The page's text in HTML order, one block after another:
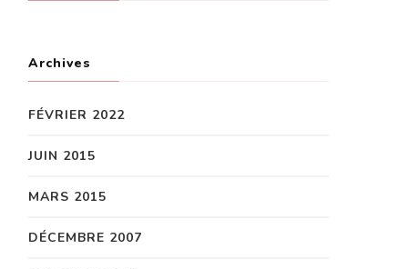
Archives
FÉVRIER 2022
JUIN 2015
MARS 2015
DÉCEMBRE 2007